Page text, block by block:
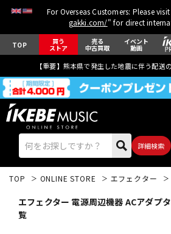
For Overseas Customers: Please
gakki.com/" for direct
TOP 買う
ストア
売る
中古買取
イベント
動画
【重要】熊本県で発生した地震に伴う配送
詳細検索
TOP ONLINE STORE エフェクター
エフェクター 電源周辺機器 ACアダプ
覧